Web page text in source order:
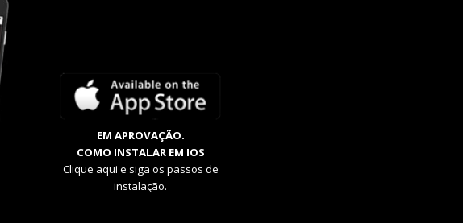
EM APROVAÇÃO.
COMO INSTALAR EM IOS
Clique aqui e siga os passos de
instalação.